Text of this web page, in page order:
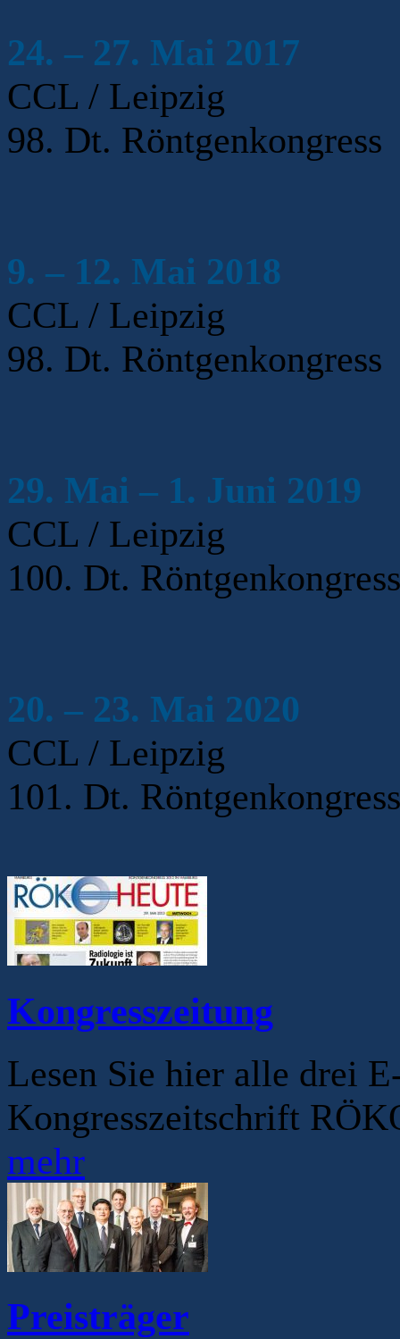
24. – 27. Mai 2017
CCL / Leipzig
98. Dt.
9. – 12. Mai 2018
CCL / Leipzig
98. Dt. Röntgenkongress
29. Mai – 1. Juni 2019
CCL / Leipzig
100. Dt. Röntgenkongress
20. – 23. Mai 2020
CCL / Leipzig
101. Dt. Röntgenkongress
Kongresszeitung
Lesen Sie hier alle drei
Kongresszeitschrift
mehr
Preisträger